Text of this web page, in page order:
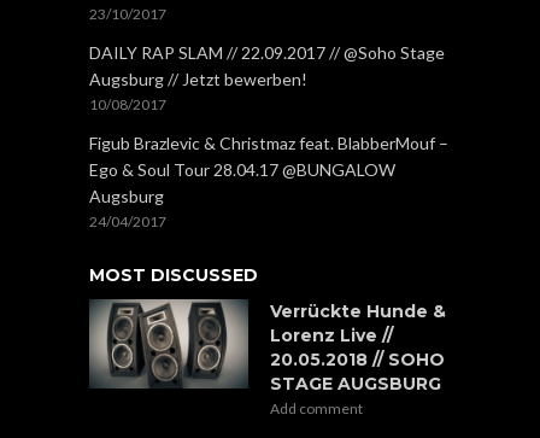
23/10/2017
DAILY RAP SLAM // 22.09.2017 // @Soho Stage
Augsburg // Jetzt bewerben!
10/08/2017
Figub Brazlevic & Christmaz feat. BlabberMouf –
Ego & Soul Tour 28.04.17 @BUNGALOW
Augsburg
24/04/2017
MOST DISCUSSED
Verrückte Hunde &
Lorenz Live //
20.05.2018 // SOHO
STAGE AUGSBURG
Add comment